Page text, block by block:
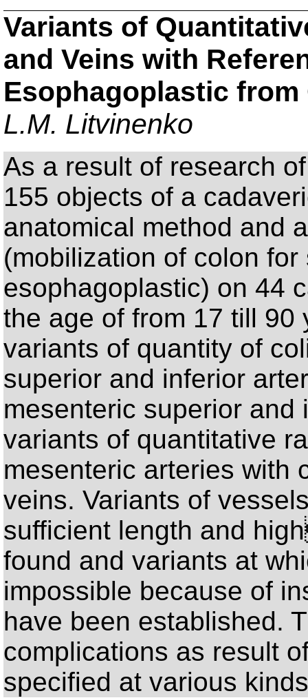
Variants of
and Veins with
Esophagoplastic from
L.M. Litvinenko
As a result of research
155 objects of a
anatomical method and
(mobilization of colon
esophagoplastic) on 44
the age of from 17 till 90
variants of quantity of
superior and inferior
mesenteric superior
variants of quantitative
mesenteric arteries with
veins. Variants of
sufficient length and
found and variants at
impossible because of
have been established.
complications as result
specified at various